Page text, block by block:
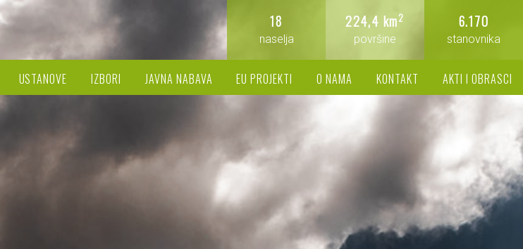
6.170
stanovnika
224,4 km2
površine
18
naselja
USTANOVE IZBORI JAVNA NABAVA EU PROJEKTI O NAMA KONTAKT AKTI I OBRASCI